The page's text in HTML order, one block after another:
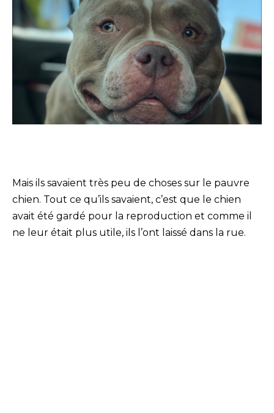
Mais ils savaient très peu de choses sur le pauvre
chien. Tout ce qu’ils savaient, c’est que le chien
avait été gardé pour la reproduction et comme il
ne leur était plus utile, ils l’ont laissé dans la rue.